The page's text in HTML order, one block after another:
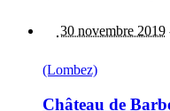
30 novembre 2019
(Lombez)
Château de